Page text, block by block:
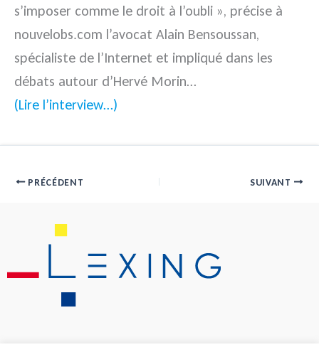
s’imposer comme le droit à l’oubli », précise à
nouvelobs.com l’avocat Alain Bensoussan,
spécialiste de l’Internet et impliqué dans les
débats autour d’Hervé Morin…
(Lire l’interview…)
PRÉCÉDENT SUIVANT